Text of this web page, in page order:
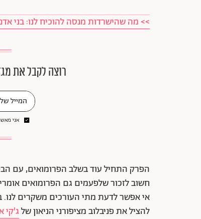
>> מה שהישרדות מנסה להוכיח לנו: בני
רוצה לקבל את
אני
הפרק התחיל עוד בשלב הפרומואים, עם
חשוב לזכור שלפעמים גם הפרומואים
אי אפשר לדעת מתי העורכים משקרים לנו.
להציל את פניבלוב מציפורני הניאון שלג'קי